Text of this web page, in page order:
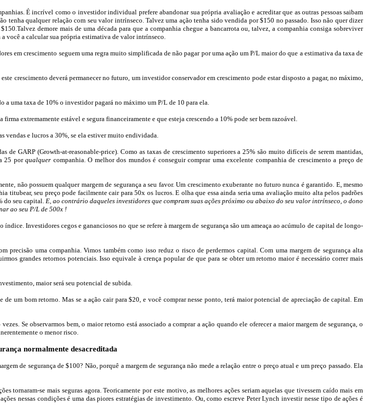
É incrível como o investidor individual prefere abandonar sua própria avaliação e acreditar que as outras pessoas saibam
tenha qualquer relação com seu valor intrínseco. Talvez uma ação tenha sido vendida por $150 no passado. Isso não quer dizer
$150.Talvezdemore mais de uma década para que a companhia chegue a bancarrota ou, talvez, a companhia consiga sobreviver
você a calcular sua própria estimativa de valor intrínseco.
em crescimento seguem uma regra muito simplificada de não pagar por uma ação um P/L maior do que a estimativa da taxa de
crescimento deverá permanecer no futuro, um investidor conservador em crescimento pode estar disposto a pagar, no máximo,
a uma taxa de 10% o investidor pagará no máximo um P/L de 10 para ela.
firma extremamente estável e segura financeiramente e que esteja crescendo a 10% pode ser bem razoável.
vendas e lucros a 30%, se ela estiver muito endividada.
de GARP (Growth-at-reasonable-price). Como as taxas de crescimento superiores a 25% são muito difíceis de seremmantidas,
25 porqualquer companhia. O melhor dos mundos é conseguir comprar uma excelente companhia de crescimento a preço de
não possuemqualquer margem de segurança a seu favor. Um crescimento exuberante no futuro nunca é garantido. E, mesmo
titubear, seu preço pode facilmente cair para 50x os lucros. E olha que essa ainda seria uma avaliação muito alta pelos padrões
do seu capital. E, ao contrário daqueles investidores que compram suas ações próximo ou abaixo do seu valor intrínseco, o dono
ao seu P/L de 500x !
Investidores cegos e gananciosos no que se refere à margem de segurança são um ameaça ao acúmulo de capital de longo-
precisão uma companhia. Vimos também como isso reduz o risco deperdermos capital. Com uma margem de segurança alta
grandes retornos potenciais. Isso equivale à crença popular de que para se obter um retorno maior é necessário correr mais
maior será seu potencial de subida.
um bom retorno. Mas se a ação cair para $20, e você comprar nesse ponto, terá maior potencial de apreciação de capital. Em
Se observarmos bem, o maior retorno está associado a comprar a ação quando ele oferecer a maior margem de segurança, o
o menor risco.
normalmente desacreditada
de segurança de $100? Não, porquê a margem de segurança não mede a relação entre o preço atual e um preço passado. Ela
tornaram-se mais seguras agora. Teoricamente por este motivo, as melhores ações seriam aquelas que tivessem caído mais em
nessas condições é uma das piores estratégias de investimento. Ou, como escreve PeterLynch investir nesse tipo de ações é